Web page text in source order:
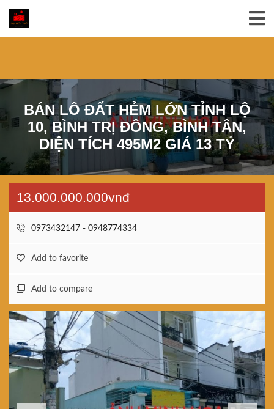
BÁN LÔ ĐẤT HẺM LỚN TỈNH LỘ
10, BÌNH TRỊ ĐÔNG, BÌNH TÂN,
DIỆN TÍCH 495M2 GIÁ 13 TỶ
13.000.000.000vnđ
0973432147 - 0948774334
Add to favorite
Add to compare